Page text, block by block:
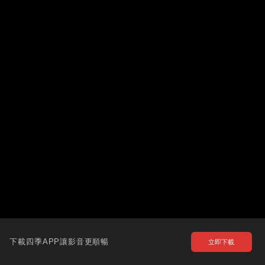
下載四季APP讓影音更順暢 立即下載